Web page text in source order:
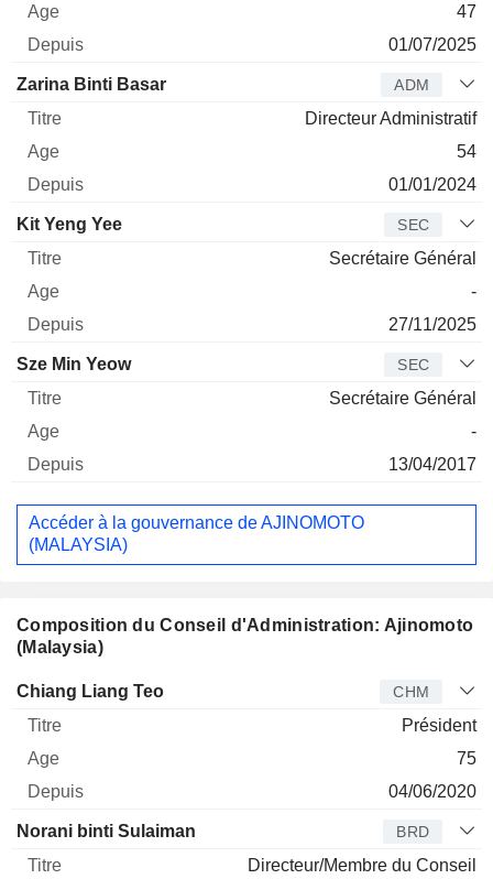
47
01/07/2025
Zarina Binti Basar ADM
Directeur Administratif
54
01/01/2024
Kit Yeng Yee SEC
Secrétaire Général
-
27/11/2025
Sze Min Yeow SEC
Secrétaire Général
-
13/04/2017
Accéder à la gouvernance de AJINOMOTO
(MALAYSIA)
Composition du Conseil d'Administration: Ajinomoto
(Malaysia)
Administrateur Titre
Chiang Liang Teo CHM
Président
75
04/06/2020
Norani binti Sulaiman BRD
Directeur/Membre du Conseil